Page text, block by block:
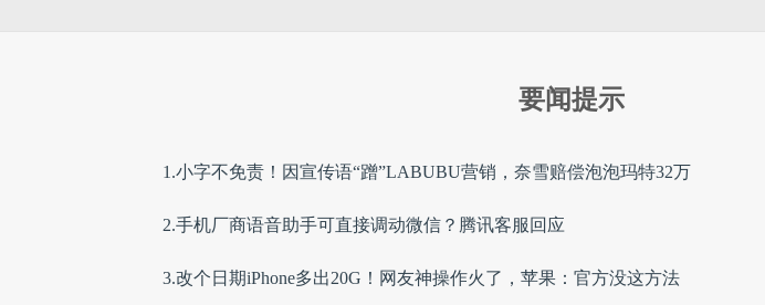
要闻提示
1.小字不免责！因宣传语“蹭”LABUBU营销，奈雪赔偿泡泡玛特32万
2.手机厂商语音助手可直接调动微信？腾讯客服回应
3.改个日期iPhone多出20G！网友神操作火了，苹果：官方没这方法